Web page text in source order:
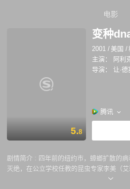
电影
5.8
变种
2001 / 美国 /
主演：
阿利
导演：
让·
腾讯
剧情简介 : 四年前的纽约市，蟑螂扩散的
灭绝，在公立学校任教的昆虫专家李美（
饰）想出以毒攻毒方法：利用蚂蚁及白蚁